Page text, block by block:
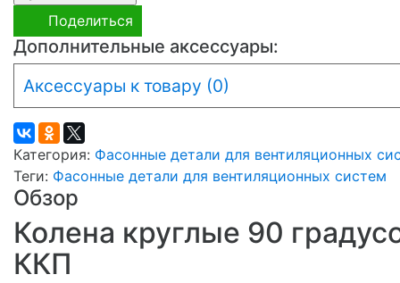
Поделиться
Дополнительные аксессуары:
Аксессуары к товару (0)
Категория: Фасонные детали для вентиляционных
Теги: Фасонные детали для вентиляционных систем
Обзор
Колена круглые 90
ККП